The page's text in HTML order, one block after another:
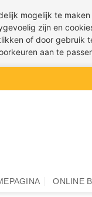
ONLINE
mogelijk te
zijn en
of door
aan te